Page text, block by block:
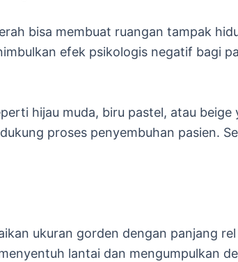
bisa membuat ruangan tampak
efek psikologis negatif bagi
hijau muda, biru pastel, atau
proses penyembuhan pasien.
ukuran gorden dengan panjang
lantai dan mengumpulkan